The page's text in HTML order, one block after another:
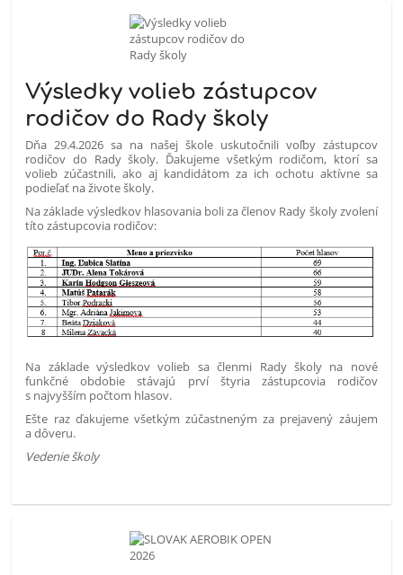
Výsledky volieb zástupcov
rodičov do Rady školy
Dňa 29.4.2026 sa na našej škole uskutočnili voľby zástupcov
rodičov do Rady školy. Ďakujeme všetkým rodičom, ktorí sa
volieb zúčastnili, ako aj kandidátom za ich ochotu aktívne sa
podieľať na živote školy.
Na základe výsledkov hlasovania boli za členov Rady školy zvolení
títo zástupcovia rodičov:
Na základe výsledkov volieb sa členmi Rady školy na nové
funkčné obdobie stávajú prví štyria zástupcovia rodičov
s najvyšším počtom hlasov.
Ešte raz ďakujeme všetkým zúčastneným za prejavený záujem
a dôveru.
Vedenie školy